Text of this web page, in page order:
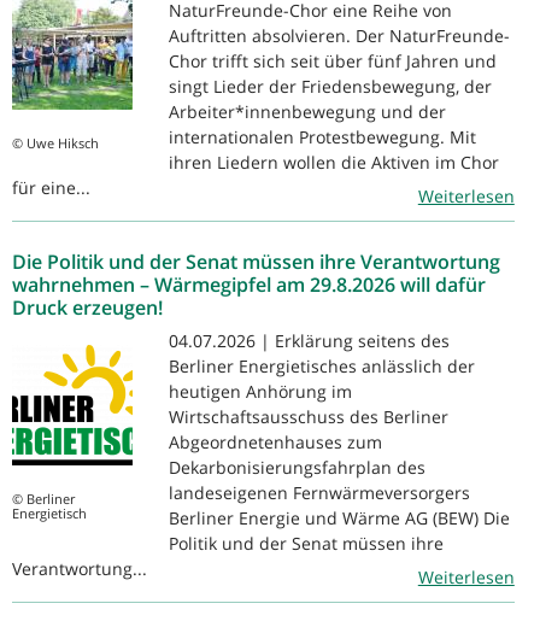
© Uwe Hiksch
NaturFreunde-Chor eine Reihe von
Auftritten absolvieren. Der NaturFreunde-
Chor trifft sich seit über fünf Jahren und
singt Lieder der Friedensbewegung, der
Arbeiter*innenbewegung und der
internationalen Protestbewegung. Mit
ihren Liedern wollen die Aktiven im Chor
für eine...
Weiterlesen
Die Politik und der Senat müssen ihre Verantwortung
wahrnehmen – Wärmegipfel am 29.8.2026 will dafür
Druck erzeugen!
© Berliner
Energietisch
04.07.2026 | Erklärung seitens des
Berliner Energietisches anlässlich der
heutigen Anhörung im
Wirtschaftsausschuss des Berliner
Abgeordnetenhauses zum
Dekarbonisierungsfahrplan des
landeseigenen Fernwärmeversorgers
Berliner Energie und Wärme AG (BEW) Die
Politik und der Senat müssen ihre
Verantwortung...
Weiterlesen